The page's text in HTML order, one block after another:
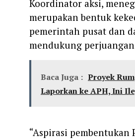
Koordinator aksi,
merupakan bentuk
pemerintah pusat dan
mendukung
Baca Juga : Proyek
Laporkan ke APH, Ini
“Aspirasi